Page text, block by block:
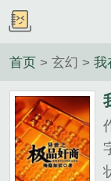
首页 > 玄幻 > 我